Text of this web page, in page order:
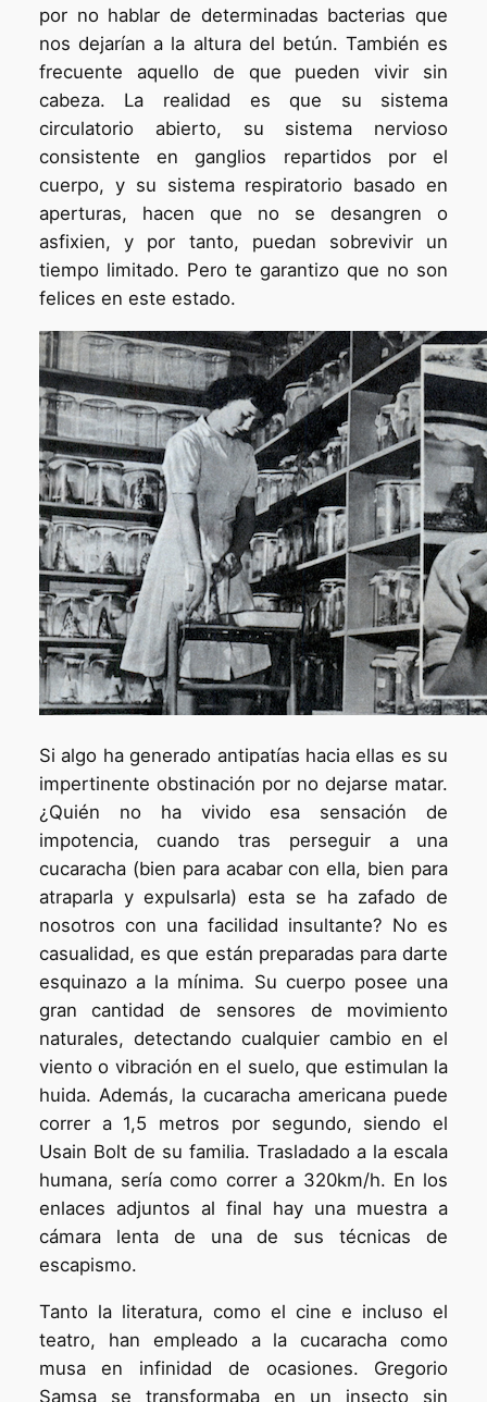
por no hablar de determinadas bacterias que
nos dejarían a la altura del betún. También es
frecuente aquello de que pueden vivir sin
cabeza. La realidad es que su sistema
circulatorio abierto, su sistema nervioso
consistente en ganglios repartidos por el
cuerpo, y su sistema respiratorio basado en
aperturas, hacen que no se desangren o
asfixien, y por tanto, puedan sobrevivir un
tiempo limitado. Pero te garantizo que no son
felices en este estado.
Si algo ha generado antipatías hacia ellas es su
impertinente obstinación por no dejarse matar.
¿Quién no ha vivido esa sensación de
impotencia, cuando tras perseguir a una
cucaracha (bien para acabar con ella, bien para
atraparla y expulsarla) esta se ha zafado de
nosotros con una facilidad insultante? No es
casualidad, es que están preparadas para darte
esquinazo a la mínima. Su cuerpo posee una
gran cantidad de sensores de movimiento
naturales, detectando cualquier cambio en el
viento o vibración en el suelo, que estimulan la
huida. Además, la cucaracha americana puede
correr a 1,5 metros por segundo, siendo el
Usain Bolt de su familia. Trasladado a la escala
humana, sería como correr a 320km/h. En los
enlaces adjuntos al final hay una muestra a
cámara lenta de una de sus técnicas de
escapismo.
Tanto la literatura, como el cine e incluso el
teatro, han empleado a la cucaracha como
musa en infinidad de ocasiones. Gregorio
Samsa se transformaba en un insecto sin